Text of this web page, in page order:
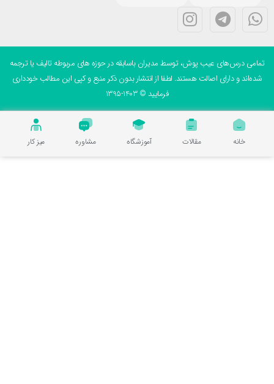
درس‌های عیب پوش، توسط مدیران باسابقه در حوزه های مربوطه تالیف یا ترجمه
و دارای اصالت هستند. لطفا از انتشار بدون ذکر منبع و کپی این مطالب خودداری
فرمایید © 1403-1395
مقالات آموزشگاه مشاوره